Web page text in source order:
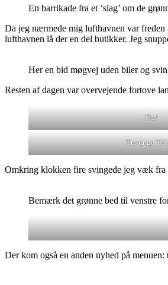
En barrikade fra et ‘slag’ om de
Da jeg nærmede mig lufthavnen var
lufthavnen lå der en del butikker. Jeg
Her en bid møgvej uden biler og
Resten af dagen var overvejende fortove
Fly!
Tre unge
Omkring klokken fire svingede jeg væk fra
Bemærk det grønne bed til venstre
Der kom også en anden nyhed på